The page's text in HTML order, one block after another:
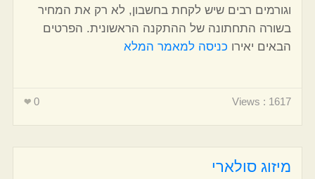
וגורמים רבים שיש לקחת בחשבון, לא רק את המחיר
בשורה התחתונה של ההתקנה הראשונית. הפרטים
הבאים יאירו כניסה למאמר המלא
0 Views : 1617
מיזוג סולארי